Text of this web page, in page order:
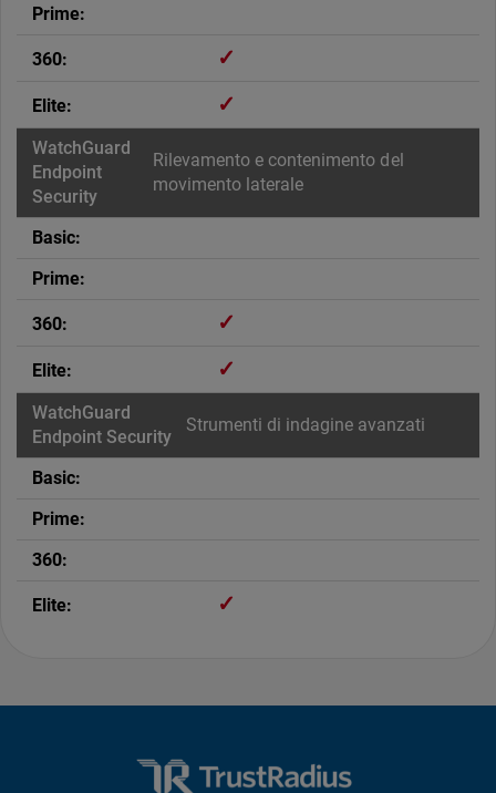
✓
✓
Rilevamento e contenimento del
movimento laterale
✓
✓
Strumenti di indagine avanzati
✓